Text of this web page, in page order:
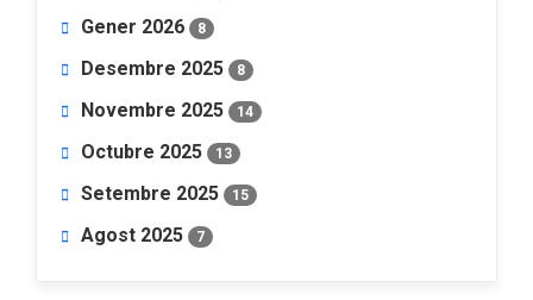
Gener 2026 8
Desembre 2025 8
Novembre 2025 14
Octubre 2025 13
Setembre 2025 15
Agost 2025 7